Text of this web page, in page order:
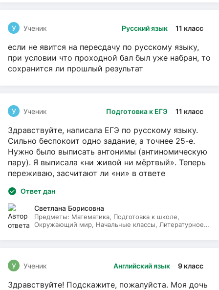
Русский язык 11 класс
У Ученик
если не явится на пересдачу по русскому языку,
при условии что проходной бал был уже набран, то
сохранится ли прошлый результат
Подготовка к ЕГЭ 11 класс
У Ученик
Здравствуйте, написала ЕГЭ по русскому языку.
Сильно беспокоит одно задание, а точнее 25-е.
Нужно было выписать антонимы (антиномическую
пару). Я выписала «ни живой ни мёртвый». Теперь
переживаю, засчитают ли «ни» в ответе
Ответ дан
Светлана Борисовна
Предметы: Математика, Подготовка к школе,
Окружающий мир, Начальные классы, Литературное
Английский язык 9 класс
У Ученик
Здравствуйте! Подскажите, пожалуйста. Моя дочь